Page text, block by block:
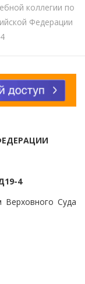
коллегии по
Федерации
4
Верховного Суда